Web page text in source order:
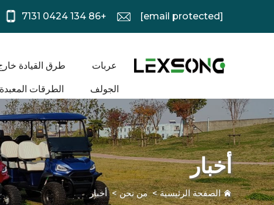
[email protected]
+86 134 0424 7131
عربات
الجولف
طرق القيادة
الطرقات المعبدة
أخبار
الصفحة الرئيسية>من نحن>أخبار